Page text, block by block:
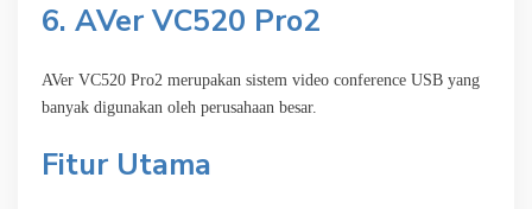
6. AVer VC520 Pro2
AVer VC520 Pro2 merupakan sistem video conference USB yang
banyak digunakan oleh perusahaan besar.
Fitur Utama